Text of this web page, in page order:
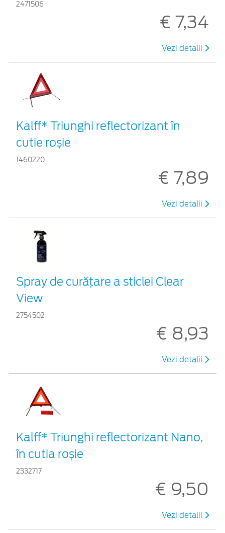
2471506
€ 7,34
Vezi detalii
Kalff* Triunghi reflectorizant în
cutie roșie
1460220
€ 7,89
Vezi detalii
Spray de curățare a sticlei Clear
View
2754502
€ 8,93
Vezi detalii
Kalff* Triunghi reflectorizant Nano,
în cutia roșie
2332717
€ 9,50
Vezi detalii